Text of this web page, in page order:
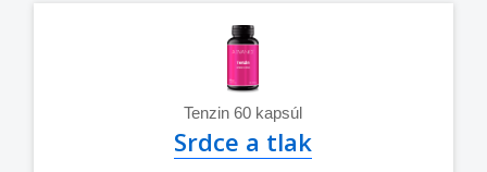
Tenzin 60 kapsúl
Srdce a tlak